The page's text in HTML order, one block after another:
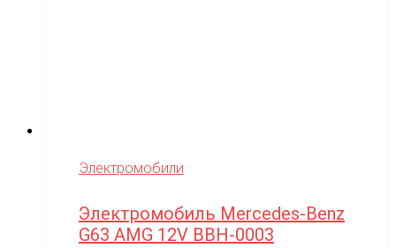
Электромобили
Электромобиль Mercedes-Benz
G63 AMG 12V BBH-0003